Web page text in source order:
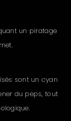
un piratage
sont un cyan
du peps, tout